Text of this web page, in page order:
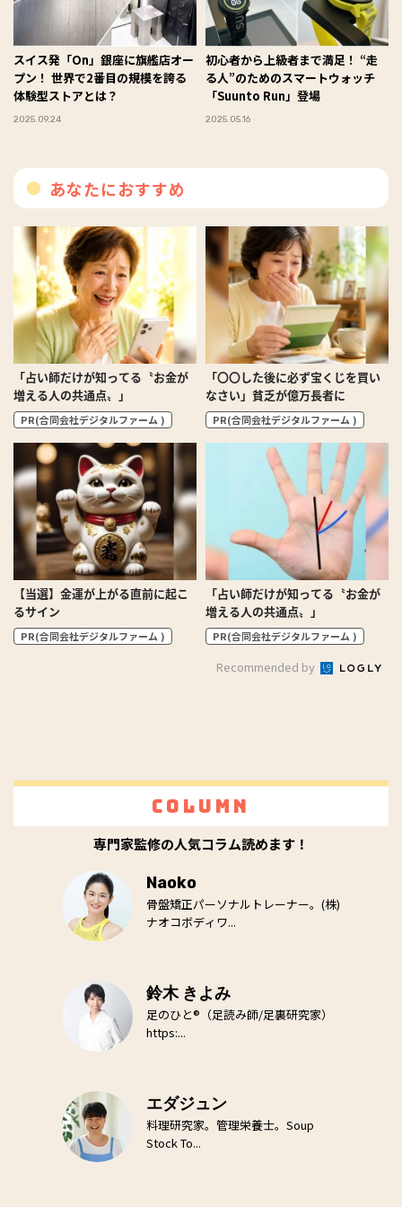
スイス発「On」銀座に旗艦店オー
プン！ 世界で2番目の規模を誇る
体験型ストアとは？
2025.09.24
初心者から上級者まで満足！ “走
る人”のためのスマートウォッチ
「Suunto Run」登場
2025.05.16
あなたにおすすめ
「占い師だけが知ってる〝お金が
増える人の共通点〟」
PR(合同会社デジタルファーム )
「〇〇した後に必ず宝くじを買い
なさい」貧乏が億万長者に
PR(合同会社デジタルファーム )
【当選】金運が上がる直前に起こ
るサイン
PR(合同会社デジタルファーム )
「占い師だけが知ってる〝お金が
増える人の共通点〟」
PR(合同会社デジタルファーム )
Recommended by
Column
専門家監修の人気コラム読めます！
Naoko
骨盤矯正パーソナルトレーナー。(株)
ナオコボディワ...
鈴木 きよみ
足のひと®（足読み師/足裏研究家）
https:...
エダジュン
料理研究家。管理栄養士。Soup
Stock To...